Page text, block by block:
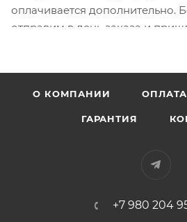
оплачивается дополнительно.
отправим в день заказа и
О КОМПАНИИ ОПЛАТА
ГАРАНТИЯ
+7 980 204